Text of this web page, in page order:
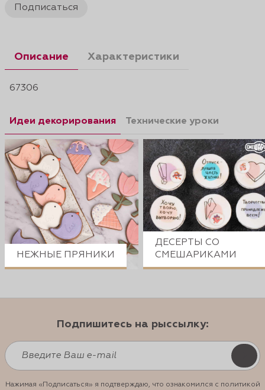
Подписаться
Описание Характеристики
67306
Идеи декорирования Технические уроки
НЕЖНЫЕ ПРЯНИКИ
ДЕСЕРТЫ СО
СМЕШАРИКАМИ
Подпишитесь на рыссылку:
Нажимая «Подписаться» я подтверждаю, что ознакомился с политикой